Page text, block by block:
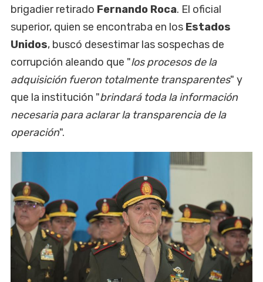
brigadier retirado Fernando Roca. El oficial
superior, quien se encontraba en los Estados
Unidos, buscó desestimar las sospechas de
corrupción aleando que "los procesos de la
adquisición fueron totalmente transparentes" y
que la institución "brindará toda la información
necesaria para aclarar la transparencia de la
operación".